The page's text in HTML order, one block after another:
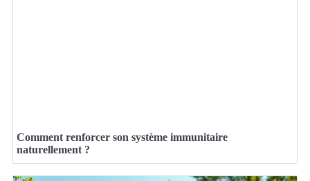
Comment renforcer son système immunitaire
naturellement ?